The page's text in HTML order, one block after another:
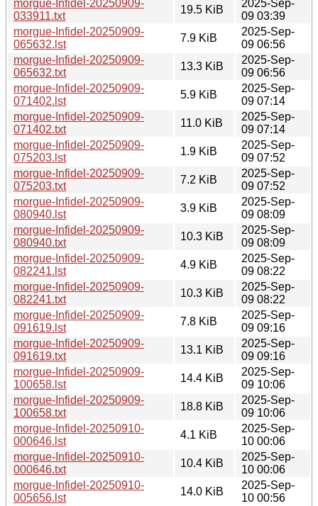
morgue-Infidel-20250909-
033911.txt
19.5 KiB
2025-Sep-
09 03:39
morgue-Infidel-20250909-
065632.lst
7.9 KiB
2025-Sep-
09 06:56
morgue-Infidel-20250909-
065632.txt
13.3 KiB
2025-Sep-
09 06:56
morgue-Infidel-20250909-
071402.lst
5.9 KiB
2025-Sep-
09 07:14
morgue-Infidel-20250909-
071402.txt
11.0 KiB
2025-Sep-
09 07:14
morgue-Infidel-20250909-
075203.lst
1.9 KiB
2025-Sep-
09 07:52
morgue-Infidel-20250909-
075203.txt
7.2 KiB
2025-Sep-
09 07:52
morgue-Infidel-20250909-
080940.lst
3.9 KiB
2025-Sep-
09 08:09
morgue-Infidel-20250909-
080940.txt
10.3 KiB
2025-Sep-
09 08:09
morgue-Infidel-20250909-
082241.lst
4.9 KiB
2025-Sep-
09 08:22
morgue-Infidel-20250909-
082241.txt
10.3 KiB
2025-Sep-
09 08:22
morgue-Infidel-20250909-
091619.lst
7.8 KiB
2025-Sep-
09 09:16
morgue-Infidel-20250909-
091619.txt
13.1 KiB
2025-Sep-
09 09:16
morgue-Infidel-20250909-
100658.lst
14.4 KiB
2025-Sep-
09 10:06
morgue-Infidel-20250909-
100658.txt
18.8 KiB
2025-Sep-
09 10:06
morgue-Infidel-20250910-
000646.lst
4.1 KiB
2025-Sep-
10 00:06
morgue-Infidel-20250910-
000646.txt
10.4 KiB
2025-Sep-
10 00:06
morgue-Infidel-20250910-
005656.lst
14.0 KiB
2025-Sep-
10 00:56